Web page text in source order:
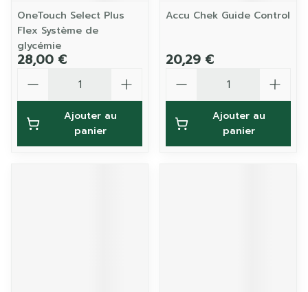
OneTouch Select Plus
Flex Système de
glycémie
28,00 €
Ajouter au
panier
Accu Chek Guide Control
20,29 €
Ajouter au
panier